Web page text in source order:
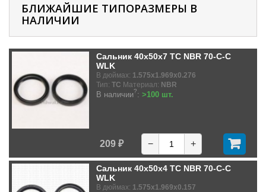
БЛИЖАЙШИЕ ТИПОРАЗМЕРЫ В
НАЛИЧИИ
Сальник 40x50x7 TC NBR 70-C-C
WLK
В дюймах: 1.575x1.969x0.276
Тип: TC Материал: NBR
В наличии?: >100 шт.
209 ₽ − +
Сальник 40x50x4 TC NBR 70-C-C
WLK
В дюймах: 1.575x1.969x0.157